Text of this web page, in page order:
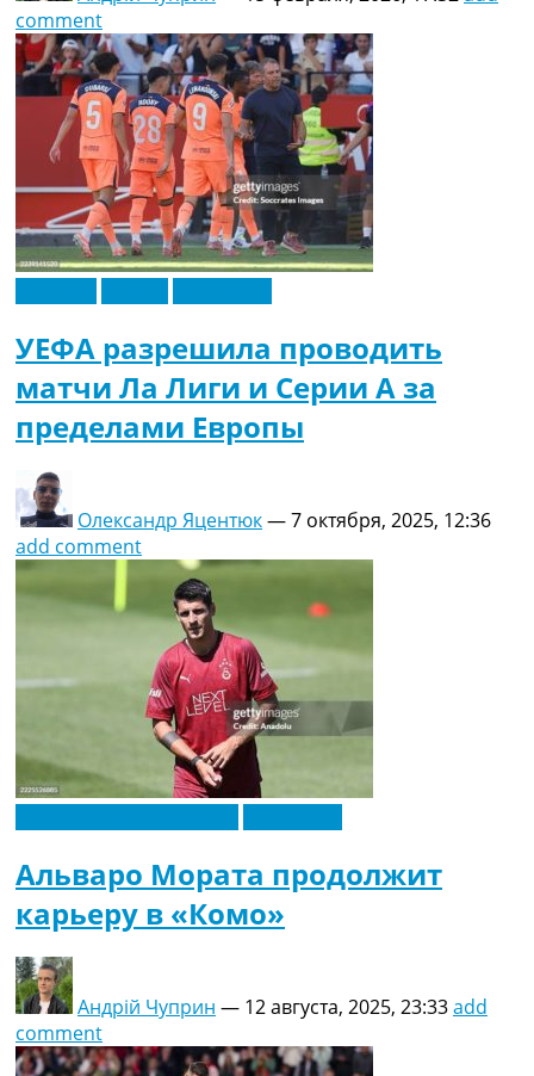
comment
УЕФА разрешила проводить
матчи Ла Лиги и Серии А за
пределами Европы
Олександр Яцентюк—7 октября, 2025, 12:36
add comment
Альваро Мората продолжит
карьеру в «Комо»
Андрій Чуприн — 12 августа, 2025, 23:33add
comment